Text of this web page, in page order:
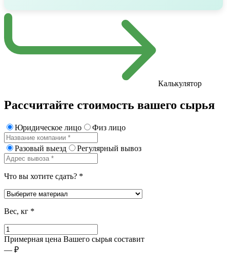
Калькулятор
Рассчитайте стоимость вашего сырья
Юридическое лицо Физ лицо
Разовый выезд Регулярный вывоз
Что вы хотите сдать? *
Вес, кг *
Примерная цена Вашего сырья составит
— ₽